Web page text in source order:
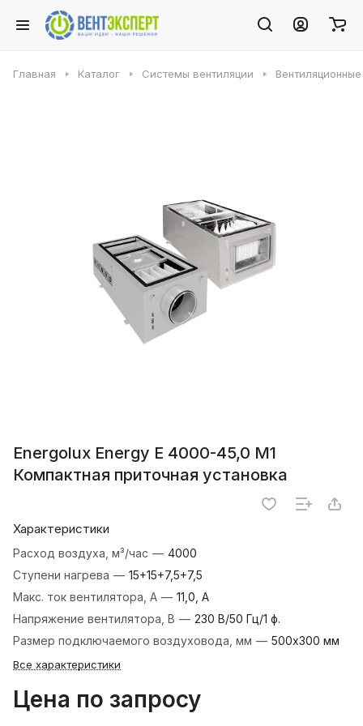
Главная Каталог Системы вентиляции
Energolux Energy E 4000-45,0 M1
Компактная приточная установка
Характеристики
Расход воздуха, м³/час — 4000
Ступени нагрева — 15+15+7,5+7,5
Макс. ток вентилятора, А — 11,0, А
Напряжение вентилятора, В — 230 В/50 Гц/1 ф.
Размер подключаемого воздуховода, мм — 500х300 мм
Все характеристики
Цена по запросу